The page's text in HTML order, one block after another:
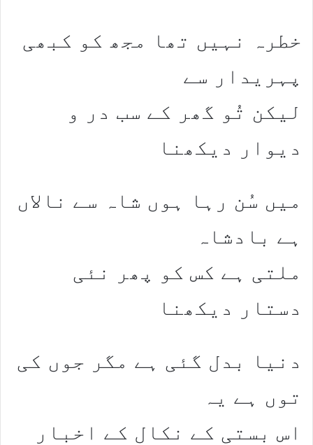
خطرہ نہیں تھا مجھ کو کبھی
پہریدار سے
لیکن تُو گھر کے سب در و
دیوار دیکھنا
میں سُن رہا ہوں شاہ سے نالاں
ہے بادشاہ
ملتی ہے کس کو پھر نئی
دستار دیکھنا
دنیا بدل گئی ہے مگر جوں کی
توں ہے یہ
اس بستی کے نکال کے اخبار